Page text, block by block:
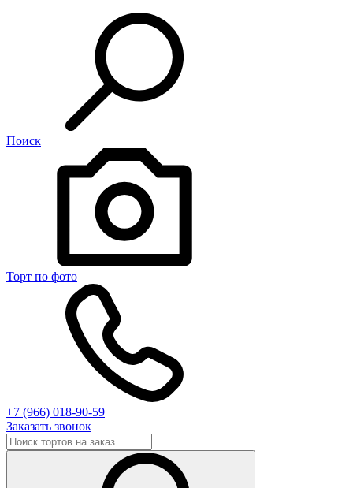
Поиск
Торт по фото
+7 (966) 018-90-59
Заказать звонок